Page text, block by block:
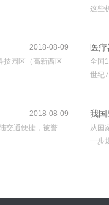
2018-08-09
技园区（高新西区
2018-08-09
交通便捷，被誉
这些
医
全国
世纪
我国
从国
一步